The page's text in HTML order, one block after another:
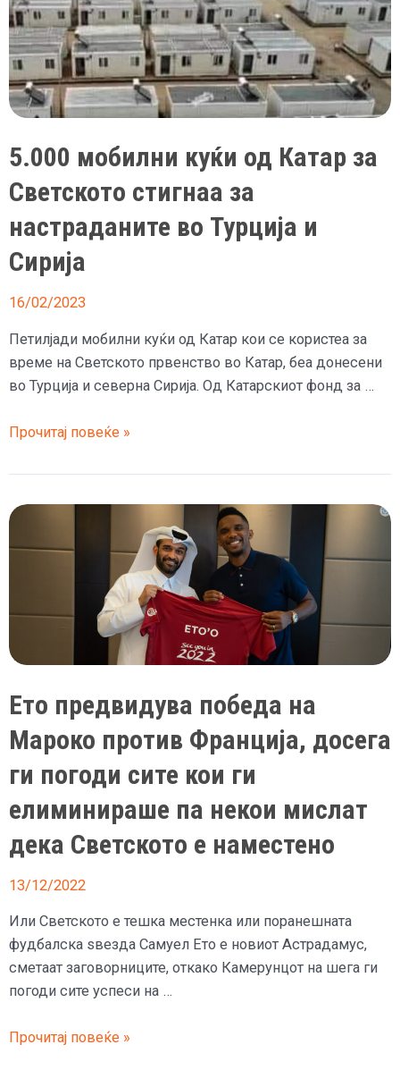
5.000 мобилни куќи од Катар за
Светското стигнаа за
настраданите во Турција и
Сирија
16/02/2023
Петилјади мобилни куќи од Катар кои се користеа за
време на Светското првенство во Катар, беа донесени
во Турција и северна Сирија. Од Катарскиот фонд за …
5.000
куќи
од
Катар
за
за
во
и
Сирија
Прочитај повеќе »
Ето предвидува победа на
Мароко против Франција, досега
ги погоди сите кои ги
елиминираше па некои мислат
дека Светското е наместено
13/12/2022
Или Светското е тешка местенка или поранешната
фудбалска ѕвезда Самуел Ето е новиот Астрадамус,
сметаат заговорниците, откако Камерунцот на шега ги
погоди сите успеси на …
Ето
Прочитај повеќе »